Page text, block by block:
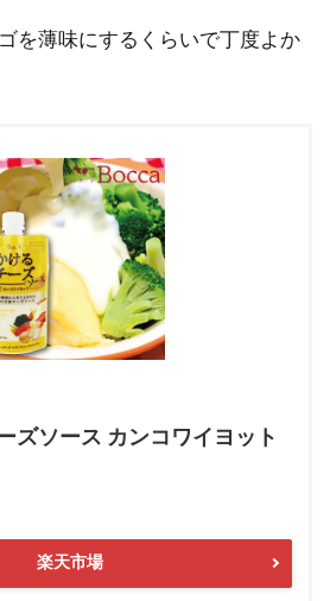
を薄味にするくらいで丁度よか
ズソース カンコワイヨット
楽天市場